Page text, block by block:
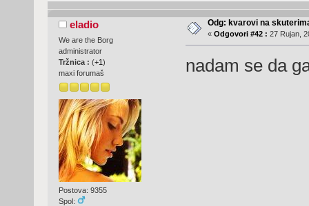
eladio
We are the Borg
administrator
Tržnica : (+1)
maxi forumaš
Postova: 9355
Spol:
Odg: kvarovi na
« Odgovori #42 : 27 Rujan,
nadam se da